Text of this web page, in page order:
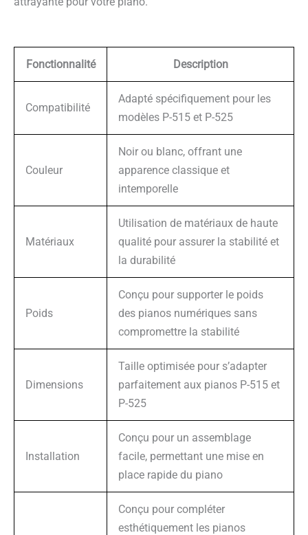
Fonctionnalité Description
Compatibilité
Adapté spécifiquement pour les
modèles P-515 et P-525
Couleur
Noir ou blanc, offrant une
apparence classique et
intemporelle
Matériaux
Utilisation de matériaux de haute
qualité pour assurer la stabilité et
la durabilité
Poids
Conçu pour supporter le poids
des pianos numériques sans
compromettre la stabilité
Dimensions
Taille optimisée pour s’adapter
parfaitement aux pianos P-515 et
P-525
Installation
Conçu pour un assemblage
facile, permettant une mise en
place rapide du piano
Conçu pour compléter
esthétiquement les pianos